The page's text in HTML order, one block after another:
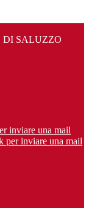
DI SALUZZO
inviare una mail
per inviare una mail